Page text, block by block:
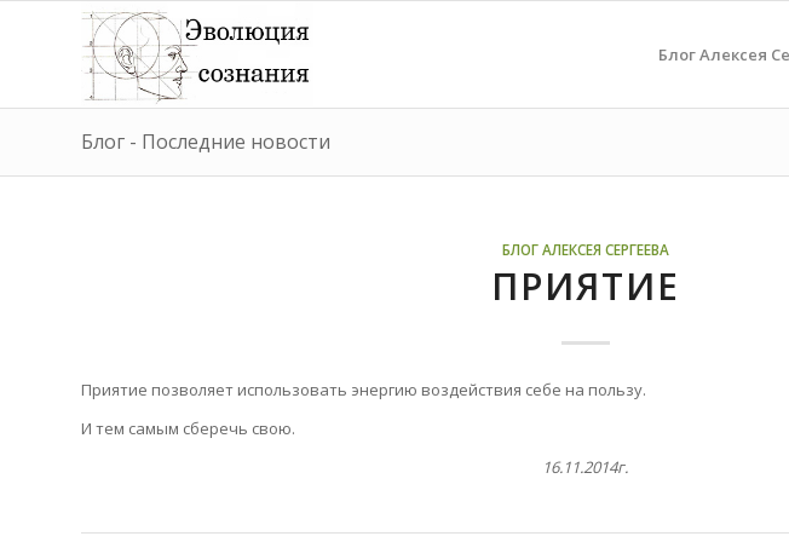
Блог Алексея
Блог - Последние новости
БЛОГ АЛЕКСЕЯ СЕРГЕЕВА
ПРИЯТИЕ
Приятие позволяет использовать энергию воздействия себе на пользу.
И тем самым сберечь свою.
16.11.2014г.